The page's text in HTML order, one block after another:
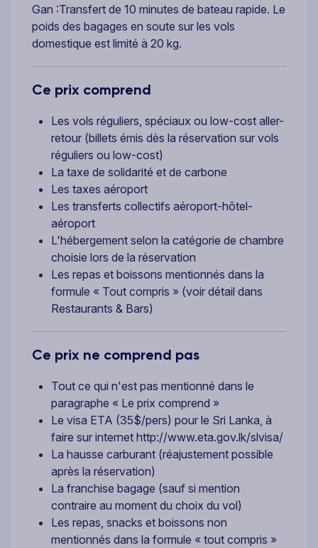
Gan :Transfert de 10 minutes de bateau rapide. Le
poids des bagages en soute sur les vols
domestique est limité à 20 kg.
Ce prix comprend
Les vols réguliers, spéciaux ou low-cost aller-
retour (billets émis dès la réservation sur vols
réguliers ou low-cost)
La taxe de solidarité et de carbone
Les taxes aéroport
Les transferts collectifs aéroport-hôtel-
aéroport
L'hébergement selon la catégorie de chambre
choisie lors de la réservation
Les repas et boissons mentionnés dans la
formule « Tout compris » (voir détail dans
Restaurants & Bars)
Ce prix ne comprend pas
Tout ce qui n'est pas mentionné dans le
paragraphe « Le prix comprend »
Le visa ETA (35$/pers) pour le Sri Lanka, à
faire sur internet http://www.eta.gov.lk/slvisa/
La hausse carburant (réajustement possible
après la réservation)
La franchise bagage (sauf si mention
contraire au moment du choix du vol)
Les repas, snacks et boissons non
mentionnés dans la formule « tout compris »